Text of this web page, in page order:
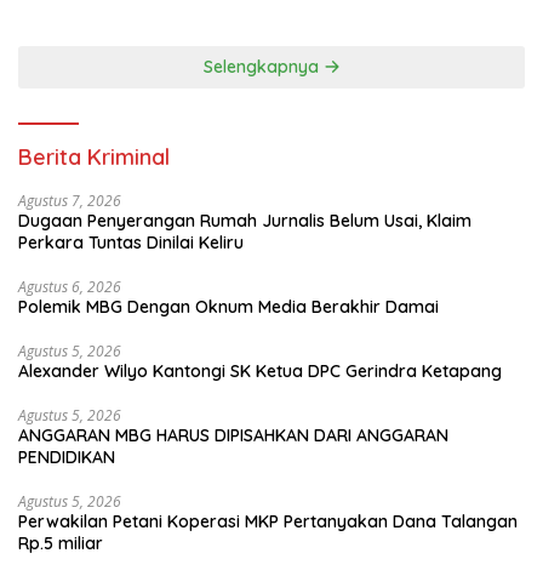
Selengkapnya
Berita Kriminal
Agustus 7, 2026
Dugaan Penyerangan Rumah Jurnalis Belum Usai, Klaim
Perkara Tuntas Dinilai Keliru
Agustus 6, 2026
Polemik MBG Dengan Oknum Media Berakhir Damai
Agustus 5, 2026
Alexander Wilyo Kantongi SK Ketua DPC Gerindra Ketapang
Agustus 5, 2026
ANGGARAN MBG HARUS DIPISAHKAN DARI ANGGARAN
PENDIDIKAN
Agustus 5, 2026
Perwakilan Petani Koperasi MKP Pertanyakan Dana Talangan
Rp.5 miliar